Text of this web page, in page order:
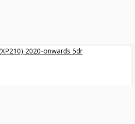
2020-onwards 5dr